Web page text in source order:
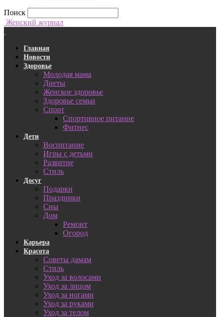
Поиск
Женский журнал
Главная
Новости
Здоровье
Молодая мама
Диеты
Женское здоровье
Здоровье семьи
Спорт
Спортивное питание
Фитнес
Дети
Воспитание
Игры с детьми
Развитие
Стиль
Досуг
Подарки
Праздники
Сны
Дом
Ремонт
Огород
Карьера
Красота
Советы дамам
Стиль
Уход за волосами
Уход за лицом
Уход за ногами
Уход за руками
Уход за телом